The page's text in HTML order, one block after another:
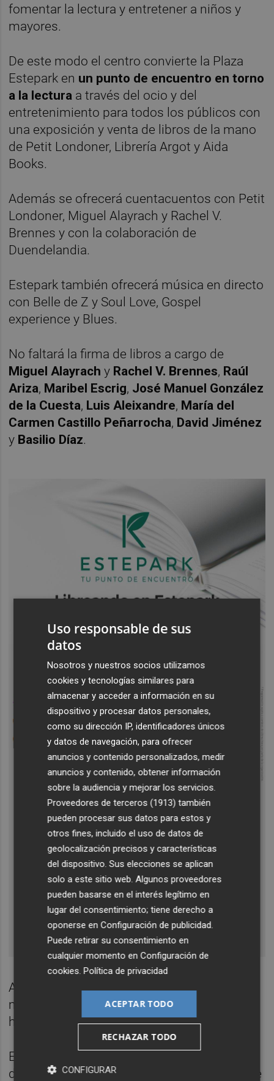
fomentar la lectura y entretener a niños y
mayores.
De este modo el centro convierte la Plaza
Estepark en un punto de encuentro en torno
a la lectura a través del ocio y del
entretenimiento para todos los públicos con
una exposición y venta de libros de la mano
de Petit Londoner, Librería Argot y Aida
Books.
Además se ofrecerá cuentacuentos con Petit
Londoner, Miguel Alayrach y Rachel V.
Brennes y con la colaboración de
Duendelandia.
Estepark también ofrecerá música en directo
con Belle de Z y Soul Love, Gospel
experience y Blues.
No faltará la firma de libros a cargo de
Miguel Alayrach y Rachel V. Brennes, Raúl
Ariza, Maribel Escrig, José Manuel González
de la Cuesta, Luis Aleixandre, María del
Carmen Castillo Peñarrocha, David Jiménez
y Basilio Díaz.
Asimismo, se contará con talleres de
manualidades, pintacaras y castillo
hinchable para los más pequeños.
Este punto de lectura en los que poder
disfrutar de la lectura en la Plaza Estepark se
Uso responsable de sus
datos
Nosotros y nuestros socios utilizamos
cookies y tecnologías similares para
almacenar y acceder a información en su
dispositivo y procesar datos personales,
como su dirección IP, identificadores únicos
y datos de navegación, para ofrecer
anuncios y contenido personalizados, medir
anuncios y contenido, obtener información
sobre la audiencia y mejorar los servicios.
Proveedores de terceros (1913) también
pueden procesar sus datos para estos y
otros fines, incluido el uso de datos de
geolocalización precisos y características
del dispositivo. Sus elecciones se aplican
solo a este sitio web. Algunos proveedores
pueden basarse en el interés legítimo en
lugar del consentimiento; tiene derecho a
oponerse enConfiguración de publicidad
Puede retirar su consentimiento en
cualquier momento enConfiguración de
cookies .Política de privacidad
ACEPTAR TODO
RECHAZAR TODO
CONFIGURAR